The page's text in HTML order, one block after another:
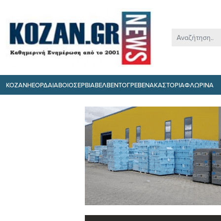
ΚΟΖΑΝΗΕΟΡΔΑΙΑΒΟΙΟΣΕΡΒΙΑΒΕΛΒΕΝΤΟΓΡΕΒΕΝΑΚΑΣΤΟΡΙΑΦΛΩΡΙΝΑ